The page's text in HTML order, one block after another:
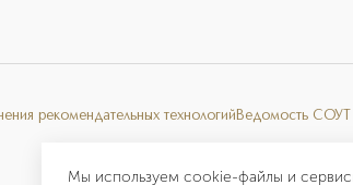
Мы используем cookie-файлы и
рекомендательных технологий Ведомость СОУТ